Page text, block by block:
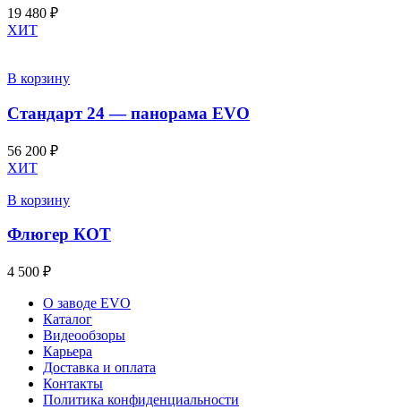
19 480 ₽
ХИТ
В корзину
Стандарт 24 — панорама EVO
56 200 ₽
ХИТ
В корзину
Флюгер КОТ
4 500 ₽
О заводе EVO
Каталог
Видеообзоры
Карьера
Доставка и оплата
Контакты
Политика конфиденциальности